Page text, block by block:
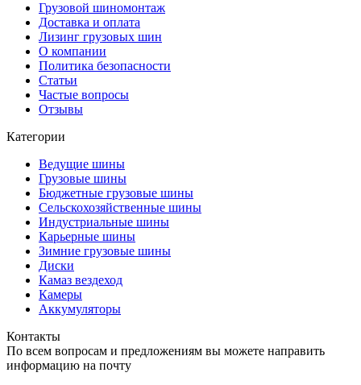
Грузовой шиномонтаж
Доставка и оплата
Лизинг грузовых шин
О компании
Политика безопасности
Статьи
Частые вопросы
Отзывы
Категории
Ведущие шины
Грузовые шины
Бюджетные грузовые шины
Сельскохозяйственные шины
Индустриальные шины
Карьерные шины
Зимние грузовые шины
Диски
Камаз вездеход
Камеры
Аккумуляторы
Контакты
По всем вопросам и предложениям вы можете направить
информацию на почту